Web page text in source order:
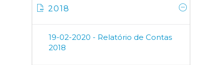
2018
19-02-2020 - Relatório de Contas
2018